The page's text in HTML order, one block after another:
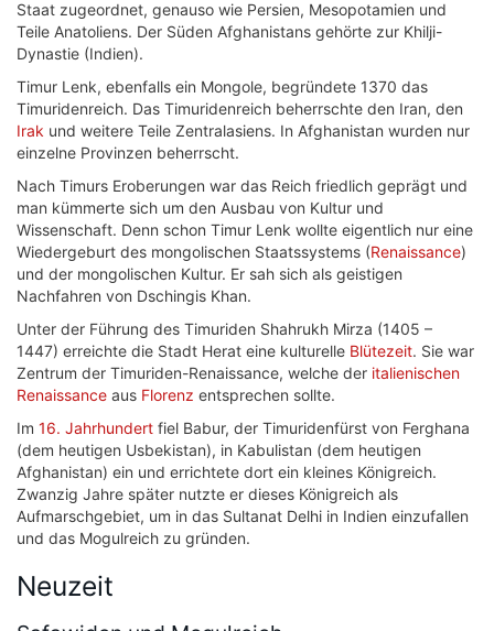
Staat zugeordnet, genauso wie Persien, Mesopotamien und
Teile Anatoliens. Der Süden Afghanistans gehörte zur Khilji-
Dynastie (Indien).
Timur Lenk, ebenfalls ein Mongole, begründete 1370 das
Timuridenreich. Das Timuridenreich beherrschte den Iran, den
Irak und weitere Teile Zentralasiens. In Afghanistan wurden nur
einzelne Provinzen beherrscht.
Nach Timurs Eroberungen war das Reich friedlich geprägt und
man kümmerte sich um den Ausbau von Kultur und
Wissenschaft. Denn schon Timur Lenk wollte eigentlich nur eine
Wiedergeburt des mongolischen Staatssystems (Renaissance)
und der mongolischen Kultur. Er sah sich als geistigen
Nachfahren von Dschingis Khan.
Unter der Führung des Timuriden Shahrukh Mirza (1405 –
1447) erreichte die Stadt Herat eine kulturelle Blütezeit. Sie war
Zentrum der Timuriden-Renaissance, welche der italienischen
Renaissance aus Florenz entsprechen sollte.
Im 16. Jahrhundert fiel Babur, der Timuridenfürst von Ferghana
(dem heutigen Usbekistan), in Kabulistan (dem heutigen
Afghanistan) ein und errichtete dort ein kleines Königreich.
Zwanzig Jahre später nutzte er dieses Königreich als
Aufmarschgebiet, um in das Sultanat Delhi in Indien einzufallen
und das Mogulreich zu gründen.
Neuzeit